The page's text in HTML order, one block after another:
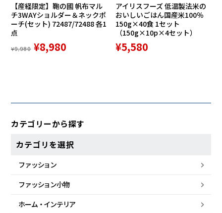
カテゴリーから探す
カテゴリを選択
ファッション
ファッション小物
ホーム・ インテリア
【産経限定】鞄の國 帆布マル
チ3WAYショルダー＆ネックポ
ーチ(セット) 72487/72488 各1
点
¥9,980 ¥8,980
アイリスフーズ 低温製法米の
おいしいごはん国産米100％
150g×40食 1セット
（150g×10p×4セット）
¥5,580